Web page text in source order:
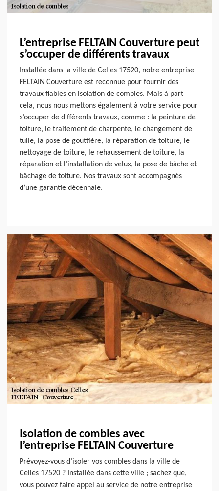
L’entreprise FELTAIN Couverture peut
s’occuper de différents travaux
Installée dans la ville de Celles 17520, notre entreprise
FELTAIN Couverture est reconnue pour fournir des
travaux fiables en isolation de combles. Mais à part
cela, nous nous mettons également à votre service pour
s’occuper de différents travaux, comme : la peinture de
toiture, le traitement de charpente, le changement de
tuile, la pose de gouttière, la réparation de toiture, le
nettoyage de toiture, le rehaussement de toiture, la
réparation et l’installation de velux, la pose de bâche et
bâchage de toiture. Nos travaux sont accompagnés
d’une garantie décennale.
Isolation de combles avec
l’entreprise FELTAIN Couverture
Prévoyez-vous d’isoler vos combles dans la ville de
Celles 17520 ? Installée dans cette ville ; sachez que,
vous pouvez faire appel au service de notre entreprise